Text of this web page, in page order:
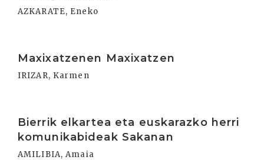
AZKARATE, Eneko
Maxixatzenen Maxixatzen
IRIZAR, Karmen
Bierrik elkartea eta euskarazko herri
komunikabideak Sakanan
AMILIBIA, Amaia